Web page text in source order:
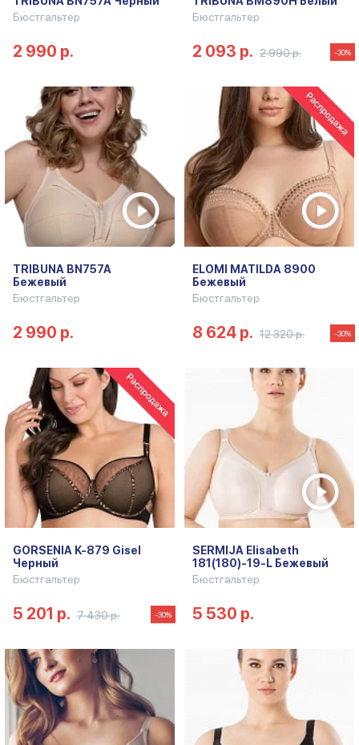
Бюстгальтер
2 990 р.
Бюстгальтер
2 093 р. 2 990 р. -30%
TRIBUNA BN757A
Бежевый
Бюстгальтер
2 990 р.
ELOMI MATILDA 8900
Бежевый
Бюстгальтер
8 624 р. 12 320 р. -30%
GORSENIA K-879 Gisel
Черный
Бюстгальтер
5 201 р. 7 430 р. -30%
SERMIJA Elisabeth
181(180)-19-L Бежевый
Бюстгальтер
5 530 р.